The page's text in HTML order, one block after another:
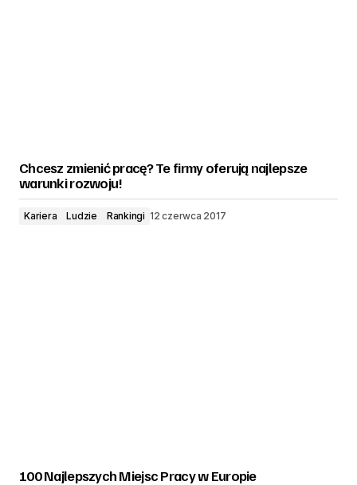
Chcesz zmienić pracę? Te firmy oferują najlepsze
warunki rozwoju!
Kariera Ludzie Rankingi 12 czerwca 2017
100 Najlepszych Miejsc Pracy w Europie